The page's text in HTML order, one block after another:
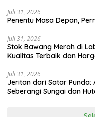
Juli 31, 2026
Penentu Masa Depan,
Juli 31, 2026
Stok Bawang Merah di
Kualitas Terbaik dan
Juli 31, 2026
Jeritan dari Satar Punda:
Seberangi Sungai dan